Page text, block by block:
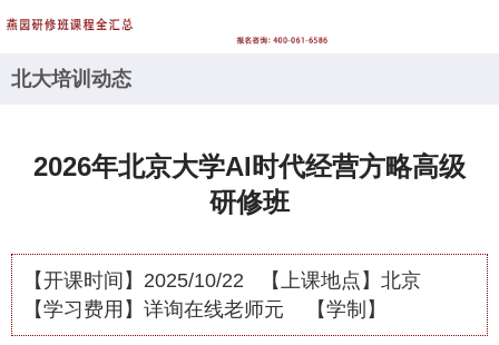
北大培训动态
2026年北京大学AI时代经营方略高级
研修班
【开课时间】 2025/10/22 【上课地点】 北京
【学习费用】 详询在线老师元 【学制】